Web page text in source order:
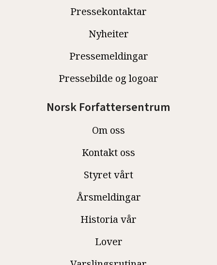
Pressekontaktar
Nyheiter
Pressemeldingar
Pressebilde og logoar
Norsk Forfattersentrum
Om oss
Kontakt oss
Styret vårt
Årsmeldingar
Historia vår
Lover